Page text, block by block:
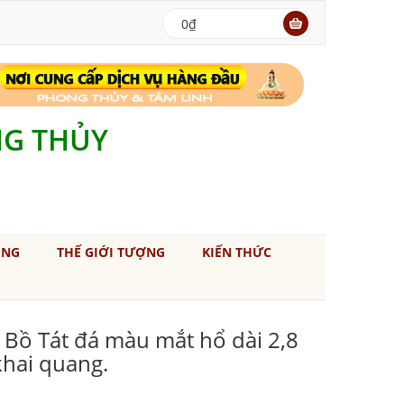
0₫
THỦY
THẾ GIỚI TƯỢNG
KIẾN THỨC
Tát đá màu mắt hổ dài 2,8
quang.